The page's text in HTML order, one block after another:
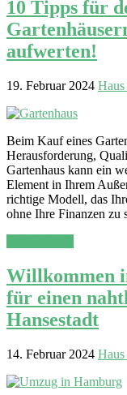
10 Tipps für
aufwerten!
19. Februar 2024
Beim Kauf eines
Herausforderung,
Gartenhaus kann ein
Element in Ihrem
richtige Modell, das
ohne Ihre Finanzen
Willkommen
für einen
Hansestadt
14. Februar 2024